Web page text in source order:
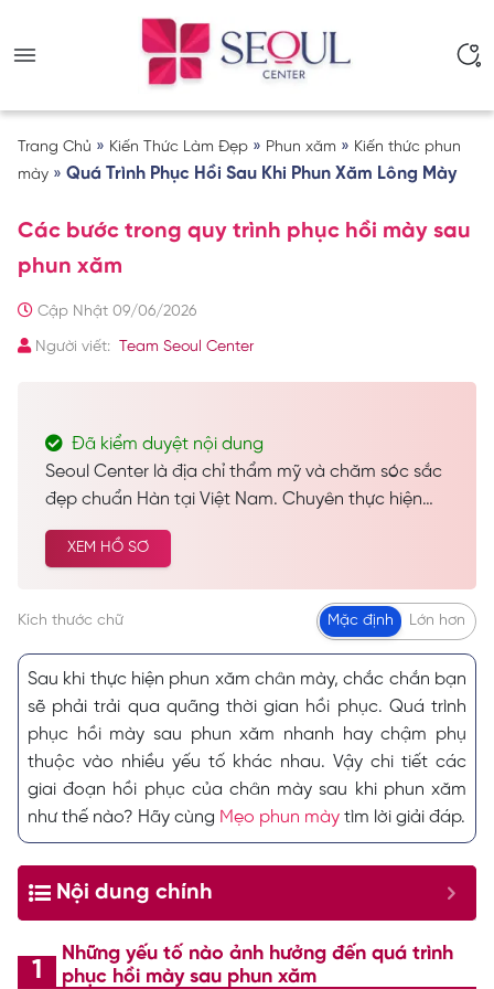
Trang Chủ » Kiến Thức Làm Đẹp » Phun xăm » Kiến thức phun
mày » Quá Trình Phục Hồi Sau Khi Phun Xăm Lông Mày
Các bước trong quy trình phục hồi mày sau
phun xăm
Cập Nhật 09/06/2026
Người viết: Team Seoul Center
Đã kiểm duyệt nội dung
Seoul Center là địa chỉ thẩm mỹ và chăm sóc sắc
đẹp chuẩn Hàn tại Việt Nam. Chuyên thực hiện
các dịch vụ spa làm đẹp, chăm sóc da công nghệ
cao… Được nhiều khách hàng tin tưởng và lựa
XEM HỒ SƠ
Kích thước chữ Mặc định Lớn hơn
Sau khi thực hiện phun xăm chân mày, chắc chắn bạn
sẽ phải trải qua quãng thời gian hồi phục. Quá trình
phục hồi mày sau phun xăm nhanh hay chậm phụ
thuộc vào nhiều yếu tố khác nhau. Vậy chi tiết các
giai đoạn hồi phục của chân mày sau khi phun xăm
như thế nào? Hãy cùng Mẹo phun mày tìm lời giải đáp.
Nội dung chính
Những yếu tố nào ảnh hưởng đến quá trình
phục hồi mày sau phun xăm